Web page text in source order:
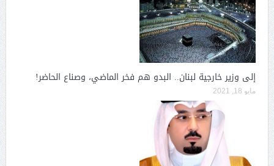
إلى وزير خارجية لبنان.. البدو هم فخر الماضي، وصناع الحاضر!
مايو 18, 2021